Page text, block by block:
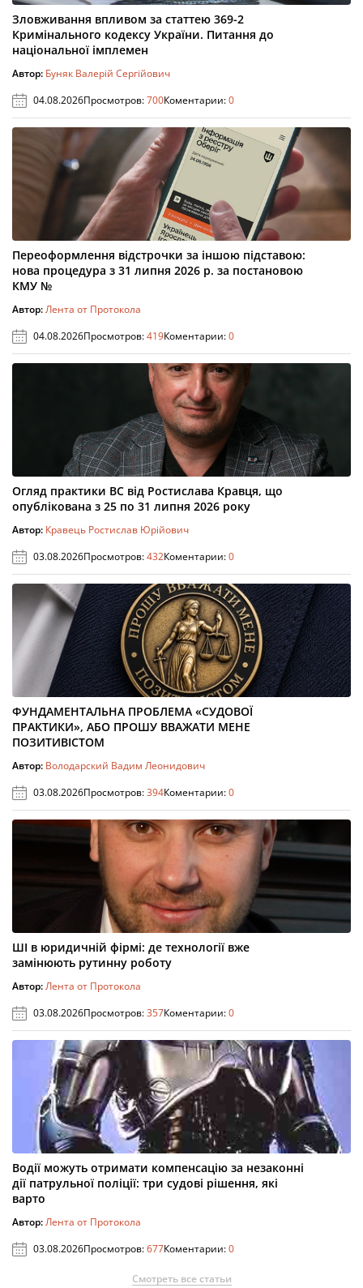
Зловживання впливом за статтею 369-2
Кримінального кодексу України. Питання до
національної імплемен
Автор: Буняк Валерій Сергійович
04.08.2026Просмотров:700Коментарии:0
Переоформлення відстрочки за іншою підставою:
нова процедура з 31 липня 2026 р. за постановою
КМУ №
Автор:Лента от Протокола
04.08.2026Просмотров:419Коментарии:0
Огляд практики ВС від Ростислава Кравця, що
опублікована з 25 по 31 липня 2026 року
Автор: Кравець Ростислав Юрійович
03.08.2026Просмотров:432Коментарии:0
ФУНДАМЕНТАЛЬНА ПРОБЛЕМА «СУДОВОЇ
ПРАКТИКИ», АБО ПРОШУ ВВАЖАТИ МЕНЕ
ПОЗИТИВІСТОМ
Автор: Володарский Вадим Леонидович
03.08.2026Просмотров:394Коментарии:0
ШІ в юридичній фірмі: де технології вже
замінюють рутинну роботу
Автор:Лента от Протокола
03.08.2026Просмотров:357Коментарии:0
Водії можуть отримати компенсацію за незаконні
дії патрульної поліції: три судові рішення, які
варто
Автор:Лента от Протокола
03.08.2026Просмотров:677Коментарии:0
Смотреть все статьи